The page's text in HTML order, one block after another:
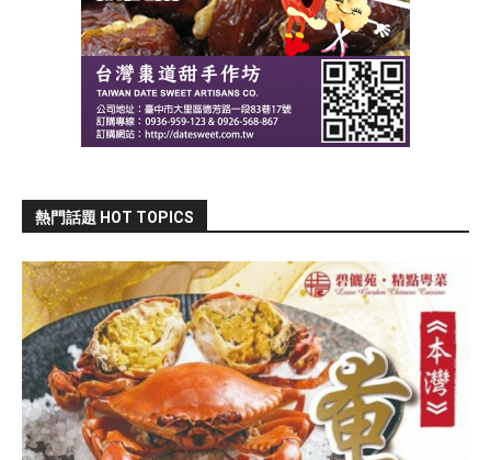
熱門話題 HOT TOPICS